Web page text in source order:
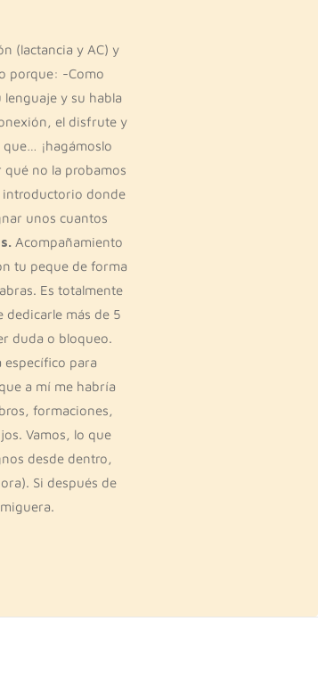
(lactancia y AC) y
porque: -Como
y su habla
el disfrute y
¡hagámoslo
qué no la probamos
introductorio donde
unos cuantos
Acompañamiento
tu peque de forma
Es totalmente
más de 5
duda o bloqueo.
específico para
a mí me habría
formaciones,
Vamos, lo que
desde dentro,
Si después de